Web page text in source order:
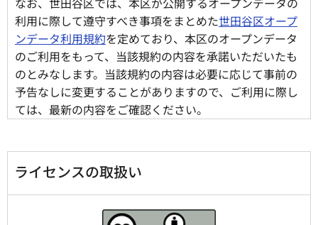
利用に際して遵守すべき事項をまとめた世田谷区オープ
ンデータ利用規約を定めており、本区のオープンデータ
のご利用をもって、当該規約の内容を承諾いただいたも
のとみなします。当該規約の内容は必要に応じて事前の
予告なしに変更することがありますので、ご利用に際し
ては、最新の内容をご確認ください。
ライセンスの取扱い